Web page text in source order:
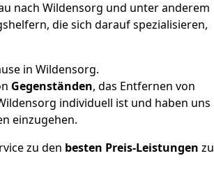
nach Wildensorg und unter anderem
die sich darauf spezialisieren,
in Wildensorg.
Gegenständen, das Entfernen von
individuell ist und haben uns
einzugehen.
zu den besten Preis-Leistungen zu